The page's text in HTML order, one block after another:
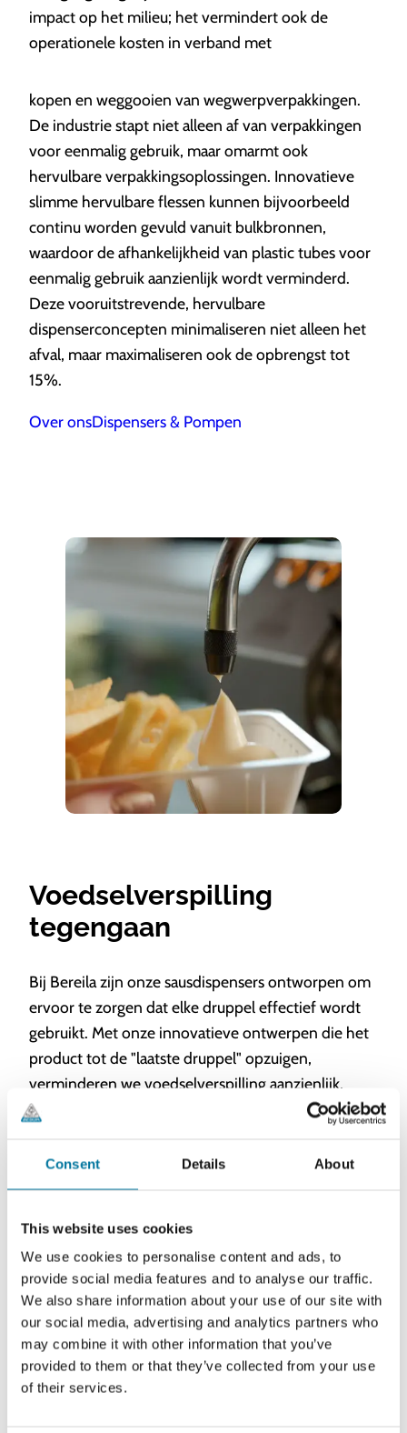
Consent Details About
This website uses cookies
We use cookies to personalise content and ads, to
provide social media features and to analyse our traffic.
We also share information about your use of our site with
our social media, advertising and analytics partners who
may combine it with other information that you’ve
provided to them or that they’ve collected from your use
of their services.
impact op het milieu; het vermindert ook de
operationele kosten in verband met
kopen en weggooien van wegwerpverpakkingen.
De industrie stapt niet alleen af van verpakkingen
voor eenmalig gebruik, maar omarmt ook
hervulbare verpakkingsoplossingen. Innovatieve
slimme hervulbare flessen kunnen bijvoorbeeld
continu worden gevuld vanuit bulkbronnen,
waardoor de afhankelijkheid van plastic tubes voor
eenmalig gebruik aanzienlijk wordt verminderd.
Deze vooruitstrevende, hervulbare
dispenserconcepten minimaliseren niet alleen het
afval, maar maximaliseren ook de opbrengst tot
15%.
Over onsDispensers & Pompen
Voedselverspilling
tegengaan
Bij Bereila zijn onze sausdispensers ontworpen om
ervoor te zorgen dat elke druppel effectief wordt
gebruikt. Met onze innovatieve ontwerpen die het
product tot de "laatste druppel" opzuigen,
verminderen we voedselverspilling aanzienlijk,
zodat bedrijven hun sausvoorraden optimaal
ondersteunt niet alleen de duurzaamheid van het
milieu, maar verhoogt ook de winstgevendheid
product die ongebruikt blijft. Bereila biedt een
aantal specifieke doseeroplossingen met specifieke
eigenschappen die de verpakking tot 97% legen.
Door te kiezen voor Bereila optimaliseert u niet
alleen uw bedrijfsvoering, maar maakt u ook een
positieve impact door voedselverspilling tegen te